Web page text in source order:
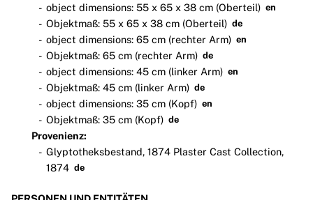
object dimensions: 55 x 65 x 38 cm (Oberteil) en
Objektmaß: 55 x 65 x 38 cm (Oberteil) de
object dimensions: 65 cm (rechter Arm) en
Objektmaß: 65 cm (rechter Arm) de
object dimensions: 45 cm (linker Arm) en
Objektmaß: 45 cm (linker Arm) de
object dimensions: 35 cm (Kopf) en
Objektmaß: 35 cm (Kopf) de
Provenienz:
Glyptotheksbestand, 1874 Plaster Cast Collection,
1874 de